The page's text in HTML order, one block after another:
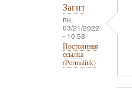
Загит
пн,
03/21/2022
- 10:58
Постоянная
ссылка
(Permalink)